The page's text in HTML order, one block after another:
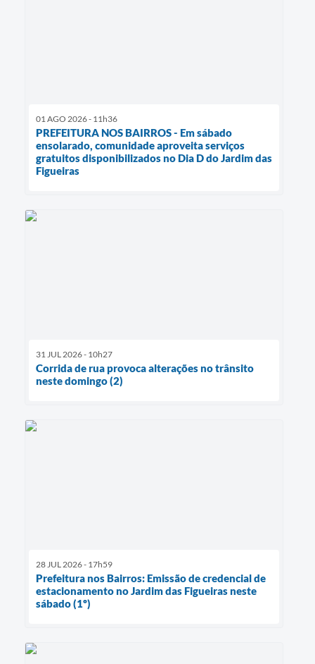
01 AGO 2026 - 11h36
PREFEITURA NOS BAIRROS - Em sábado
ensolarado, comunidade aproveita serviços
gratuitos disponibilizados no Dia D do Jardim das
Figueiras
31 JUL 2026 - 10h27
Corrida de rua provoca alterações no trânsito
neste domingo (2)
28 JUL 2026 - 17h59
Prefeitura nos Bairros: Emissão de credencial de
estacionamento no Jardim das Figueiras neste
sábado (1º)